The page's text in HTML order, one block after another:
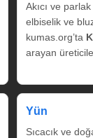
Akıcı ve
elbiselik ve
kumas.org’ta
arayan
Yün
Sıcacık ve